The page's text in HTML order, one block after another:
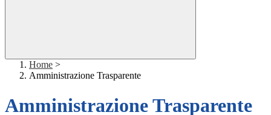
Home >
Amministrazione Trasparente
Amministrazione Trasparente